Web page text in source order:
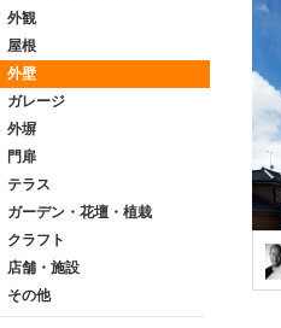
外観
屋根
外壁
ガレージ
外塀
門扉
テラス
ガーデン・花壇・植栽
クラフト
店舗・施設
その他